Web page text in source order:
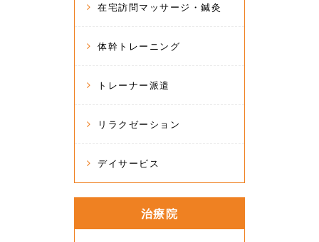
在宅訪問マッサージ・鍼灸
体幹トレーニング
トレーナー派遣
リラクゼーション
デイサービス
治療院